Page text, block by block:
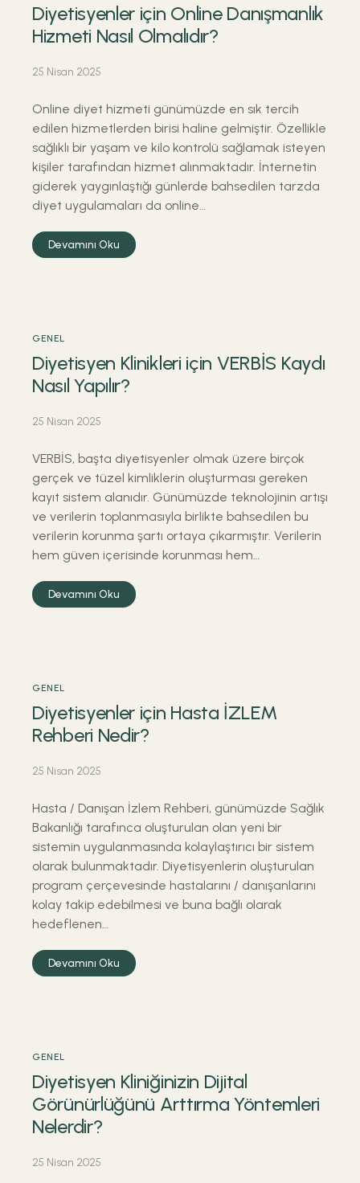
Diyetisyenler için Online Danışmanlık
Hizmeti Nasıl Olmalıdır?
25 Nisan 2025
Online diyet hizmeti günümüzde en sık tercih
edilen hizmetlerden birisi haline gelmiştir. Özellikle
sağlıklı bir yaşam ve kilo kontrolü sağlamak isteyen
kişiler tarafından hizmet alınmaktadır. İnternetin
giderek yaygınlaştığı günlerde bahsedilen tarzda
diyet uygulamaları da online…
Devamını Oku
GENEL
Diyetisyen Klinikleri için VERBİS Kaydı
Nasıl Yapılır?
25 Nisan 2025
VERBİS, başta diyetisyenler olmak üzere birçok
gerçek ve tüzel kimliklerin oluşturması gereken
kayıt sistem alanıdır. Günümüzde teknolojinin artışı
ve verilerin toplanmasıyla birlikte bahsedilen bu
verilerin korunma şartı ortaya çıkarmıştır. Verilerin
hem güven içerisinde korunması hem…
Devamını Oku
GENEL
Diyetisyenler için Hasta İZLEM
Rehberi Nedir?
25 Nisan 2025
Hasta / Danışan İzlem Rehberi, günümüzde Sağlık
Bakanlığı tarafınca oluşturulan olan yeni bir
sistemin uygulanmasında kolaylaştırıcı bir sistem
olarak bulunmaktadır. Diyetisyenlerin oluşturulan
program çerçevesinde hastalarını / danışanlarını
kolay takip edebilmesi ve buna bağlı olarak
hedeflenen…
Devamını Oku
GENEL
Diyetisyen Kliniğinizin Dijital
Görünürlüğünü Arttırma Yöntemleri
Nelerdir?
25 Nisan 2025